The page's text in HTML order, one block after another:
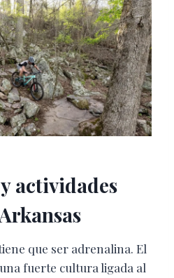
actividades
que ser adrenalina. El
fuerte cultura ligada al